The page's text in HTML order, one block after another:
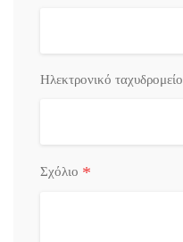
Ηλεκτρονικό ταχυδρομείο
Σχόλιο *